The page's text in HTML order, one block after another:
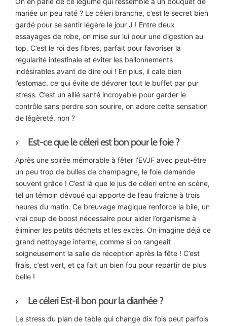
mariée un peu raté ? Le céleri branche, c’est le secret bien
gardé pour se sentir légère le jour J ! Entre deux
essayages de robe, on mise sur lui pour une digestion au
top. C’est le roi des fibres, parfait pour favoriser la
régularité intestinale et éviter les ballonnements
indésirables avant de dire oui ! En plus, il cale bien
l’estomac, ce qui évite de dévorer tout le buffet par pur
stress. C’est un allié santé incroyable pour garder le
contrôle sans perdre son sourire, on adore cette sensation
de légèreté, non ?
Est-ce que le céleri est bon pour le foie ?
Après une soirée mémorable à fêter l’EVJF avec peut-être
un peu trop de bulles de champagne, le foie demande
souvent grâce ! C’est là que le jus de céleri entre en scène,
tel un témoin dévoué qui apporte de l’eau fraîche à trois
heures du matin. Ce breuvage magique renforce la bile, un
vrai coup de boost nécessaire pour aider l’organisme à
éliminer les petits déchets et les excès. On imagine déjà ce
grand nettoyage interne, comme si on rangeait
soigneusement la salle de réception après la fête ! C’est
frais, c’est vert, et ça fait un bien fou pour repartir de plus
belle !
Le céleri Est-il bon pour la diarrhée ?
Le stress du plan de table qui change dix fois peut parfois